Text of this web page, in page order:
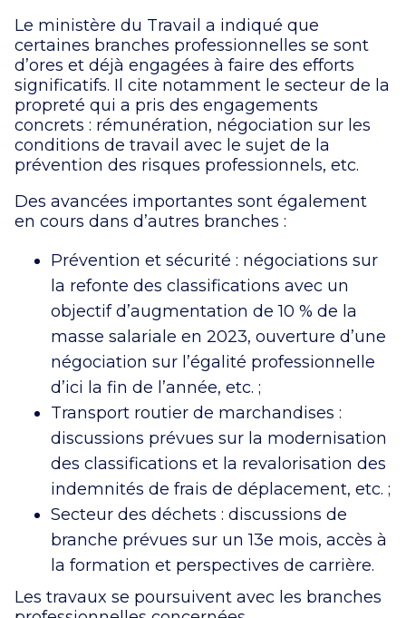
Le ministère du Travail a indiqué que
certaines branches professionnelles se sont
d’ores et déjà engagées à faire des efforts
significatifs. Il cite notamment le secteur de la
propreté qui a pris des engagements
concrets : rémunération, négociation sur les
conditions de travail avec le sujet de la
prévention des risques professionnels, etc.
Des avancées importantes sont également
en cours dans d’autres branches :
Prévention et sécurité : négociations sur
la refonte des classifications avec un
objectif d’augmentation de 10 % de la
masse salariale en 2023, ouverture d’une
négociation sur l’égalité professionnelle
d’ici la fin de l’année, etc. ;
Transport routier de marchandises :
discussions prévues sur la modernisation
des classifications et la revalorisation des
indemnités de frais de déplacement, etc. ;
Secteur des déchets : discussions de
branche prévues sur un 13e mois, accès à
la formation et perspectives de carrière.
Les travaux se poursuivent avec les branches